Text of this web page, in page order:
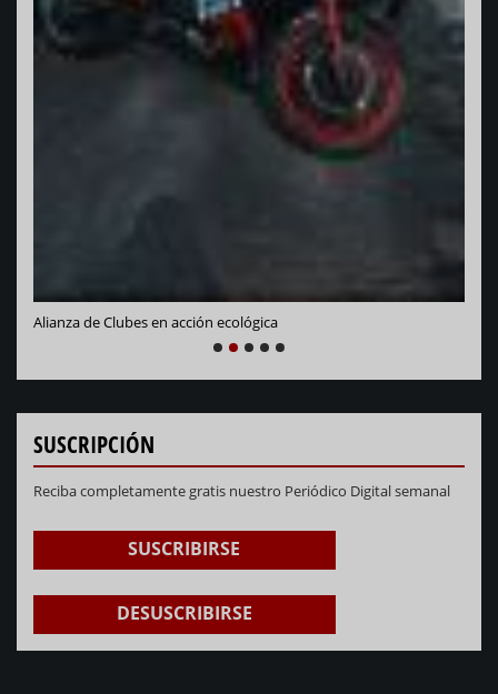
Alianza de Clubes en acción ecológica
PREVIOUS
SUSCRIPCIÓN
Reciba completamente gratis nuestro Periódico Digital semanal
SUSCRIBIRSE
DESUSCRIBIRSE